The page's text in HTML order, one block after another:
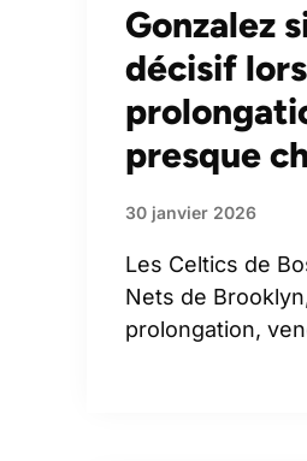
Gonzalez
décisif
presque
30 janvier 2026
Les Celtics de
Nets de
prolongation,